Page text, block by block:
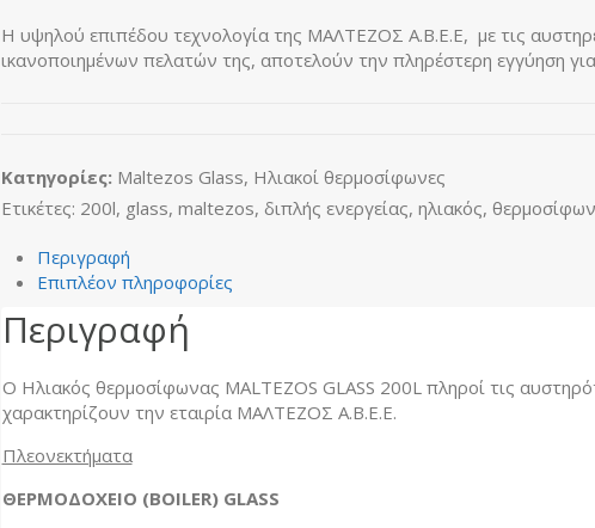
Η υψηλού επιπέδου τεχνολογία της ΜΑΛΤΕΖΟΣ Α.Β.Ε.Ε, με τις
ικανοποιημένων πελατών της, αποτελούν την πληρέστερη εγγύηση
Κατηγορίες: Maltezos Glass, Ηλιακοί θερμοσίφωνες
Ετικέτες: 200l, glass, maltezos, διπλής ενεργείας, ηλιακός,
Περιγραφή
Επιπλέον πληροφορίες
Περιγραφή
Ο Ηλιακός θερμοσίφωνας MALTEZOS GLASS 200L πληροί τις
χαρακτηρίζουν την εταιρία ΜΑΛΤΕΖΟΣ Α.Β.Ε.Ε.
Πλεονεκτήματα
ΘΕΡΜΟΔΟΧΕΙΟ (BOILER) GLASS